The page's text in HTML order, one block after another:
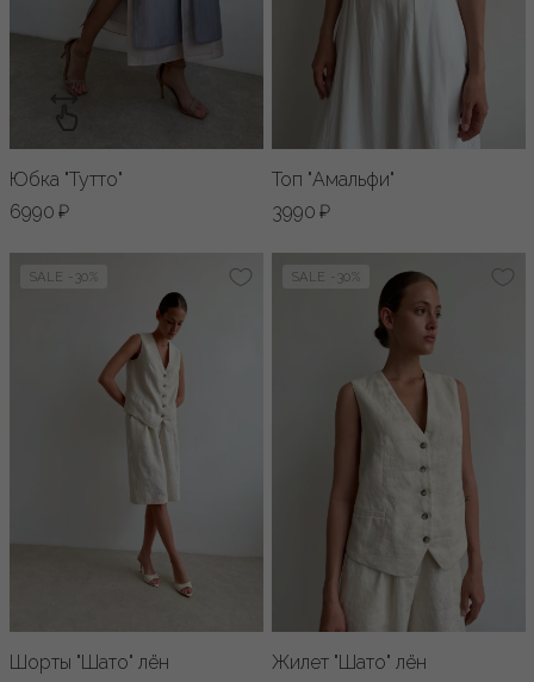
Юбка "Тутто"
6990 ₽
Топ "Амальфи"
3990 ₽
SALE -30%
Шорты "Шато" лён
SALE -30%
Жилет "Шато" лён